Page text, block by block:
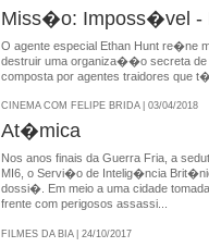
Miss�o: Imposs�vel
O agente especial Ethan Hunt re�ne
destruir uma organiza��o secreta de
composta por agentes traidores que
CINEMA COM FELIPE BRIDA | 03/04/2018
At�mica
Nos anos finais da Guerra Fria, a
MI6, o Servi�o de Intelig�ncia
dossi�. Em meio a uma cidade
frente com perigosos assassi...
FILMES DA BIA | 24/10/2017